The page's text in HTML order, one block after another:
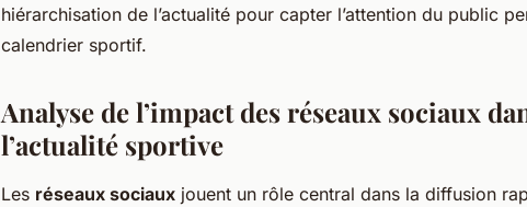
hiérarchisation de l’actualité pour capter l’attention du public
calendrier sportif.
Analyse de l’impact des réseaux sociaux
l’actualité sportive
Les réseaux sociaux jouent un rôle central dans la diffusion